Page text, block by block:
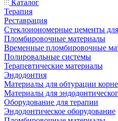
Каталог
Терапия
Реставрация
Стеклоиономерные цементы
Пломбировочные материалы
Временные пломбировочные
Полировальные системы
Терапевтические материалы
Эндодонтия
Материалы для обтурации
Материалы для
Оборудование для терапии
Эндодонтическое оборудование